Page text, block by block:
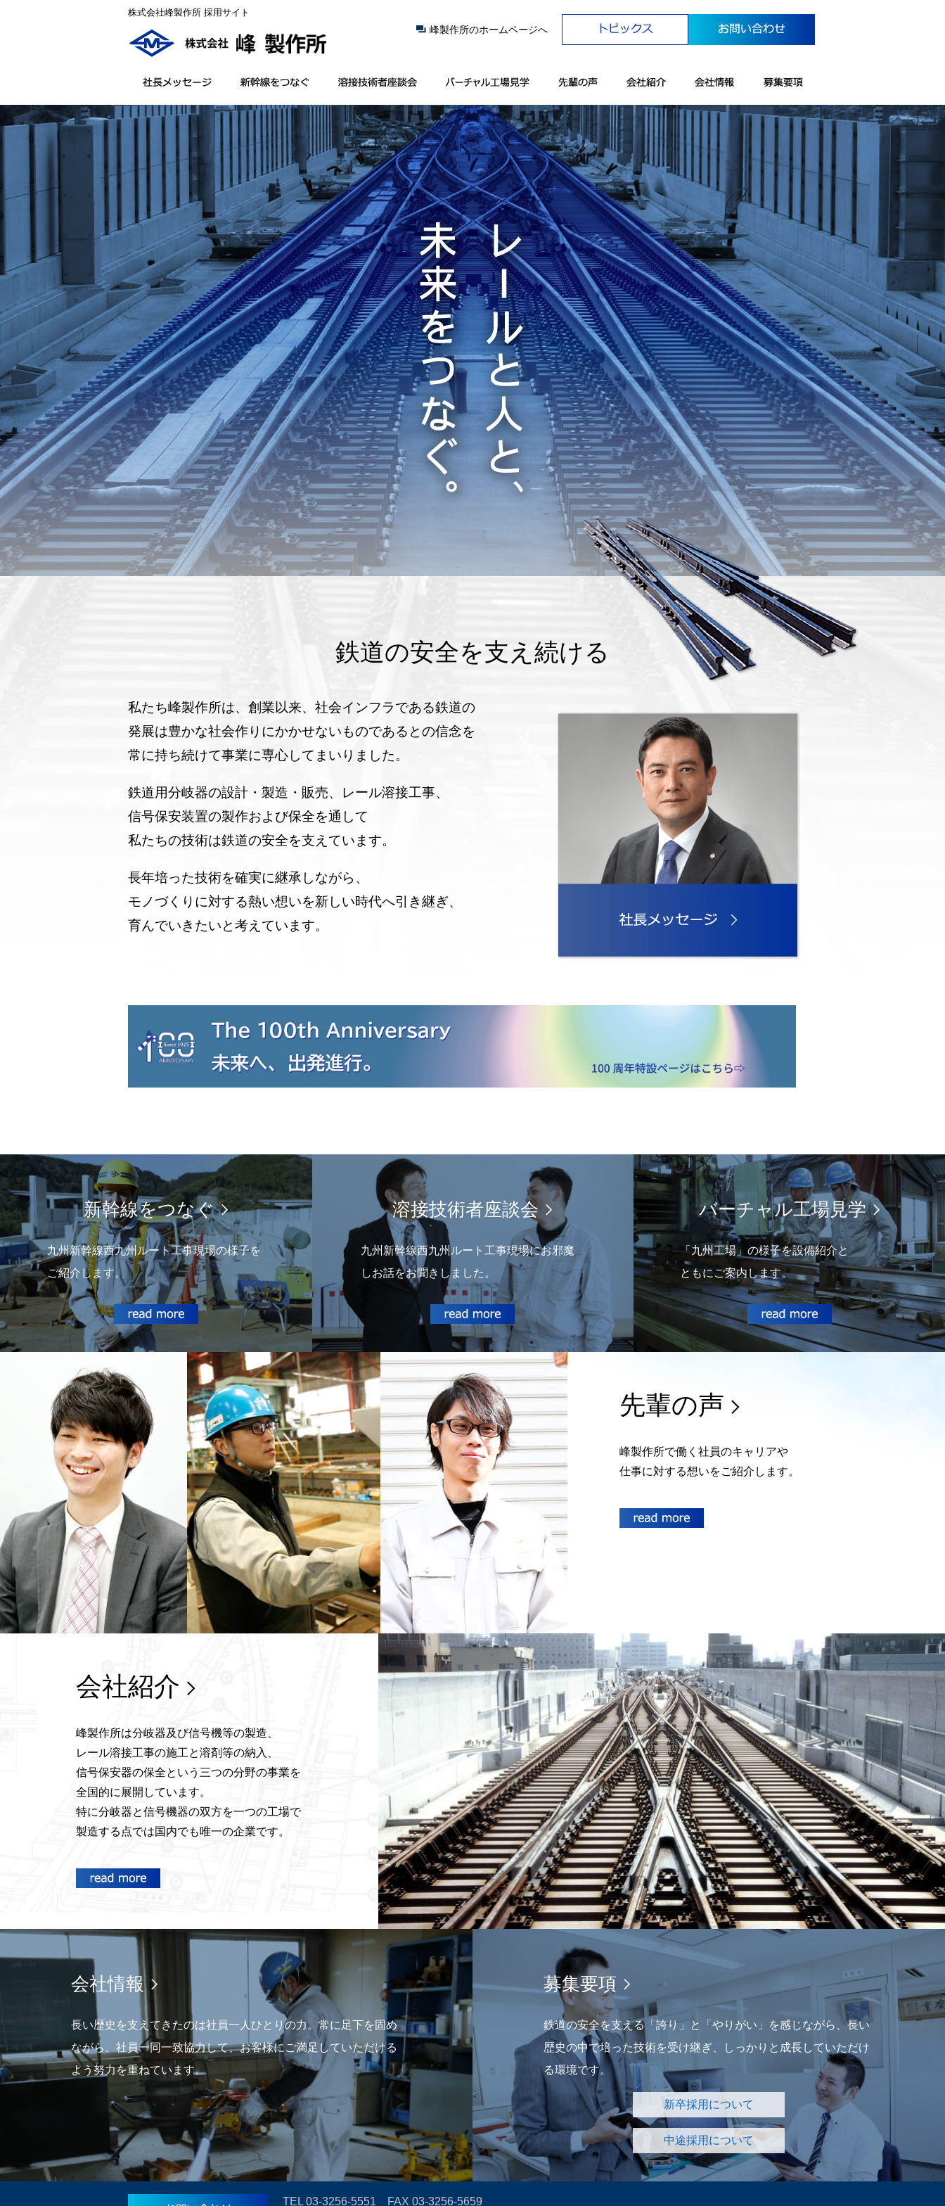
株式会社峰製作所 採用サイト
峰製作所のホームページへ
鉄道の安全を支え続ける
私たち峰製作所は、創業以来、社会インフラである鉄道の
発展は豊かな社会作りにかかせないものであるとの信念を
常に持ち続けて事業に専心してまいりました。
鉄道用分岐器の設計・製造・販売、レール溶接工事、
信号保安装置の製作および保全を通して
私たちの技術は鉄道の安全を支えています。
長年培った技術を確実に継承しながら、
モノづくりに対する熱い想いを新しい時代へ引き継ぎ、
育んでいきたいと考えています。
新幹線をつなぐ
九州新幹線西九州ルート工事現場の様子を
ご紹介します。
溶接技術者座談会
九州新幹線西九州ルート工事現場にお邪魔
しお話をお聞きしました。
バーチャル工場見学
「九州工場」の様子を設備紹介と
ともにご案内します。
先輩の声
峰製作所で働く社員のキャリアや
仕事に対する想いをご紹介します。
会社紹介
峰製作所は分岐器及び信号機等の製造、
レール溶接工事の施工と溶剤等の納入、
信号保安器の保全という三つの分野の事業を
全国的に展開しています。
特に分岐器と信号機器の双方を一つの工場で
製造する点では国内でも唯一の企業です。
会社情報
長い歴史を支えてきたのは社員一人ひとりの力。常に足下を固め
ながら、社員一同一致協力して、お客様にご満足していただける
よう努力を重ねています。
募集要項
鉄道の安全を支える「誇り」と「やりがい」を感じながら、長い
歴史の中で培った技術を受け継ぎ、しっかりと成長していただけ
る環境です。
新卒採用について
中途採用について
TEL03-3256-5551 FAX 03-3256-5659